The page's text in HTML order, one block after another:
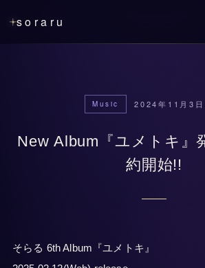
soraru
Music 2024年11月3
New Album『ユメトキ』
約開始!!
そらる 6th Album『ユメトキ』